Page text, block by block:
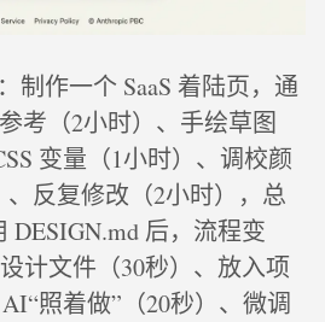
制作一个 SaaS 着陆页，通
考（2小时）、手绘草图
变量（1小时）、调校颜
反复修改（2小时），总
DESIGN.md 后，流程变
计文件（30秒）、放入项
照着做”（20秒）、微调